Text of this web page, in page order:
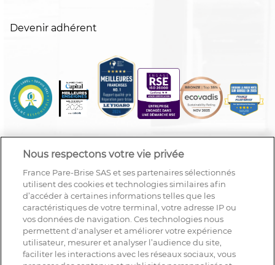
Devenir adhérent
Nous respectons votre vie privée
France Pare-Brise SAS et ses partenaires sélectionnés
utilisent des cookies et technologies similaires afin
d’accéder à certaines informations telles que les
caractéristiques de votre terminal, votre adresse IP ou
vos données de navigation. Ces technologies nous
permettent d'analyser et améliorer votre expérience
utilisateur, mesurer et analyser l’audience du site,
faciliter les interactions avec les réseaux sociaux, vous